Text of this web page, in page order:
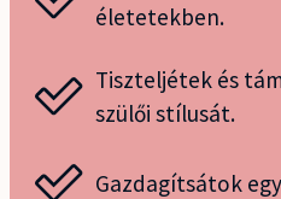
életetekben.
Tiszteljétek és
szülői stílusát.
Gazdagítsátok